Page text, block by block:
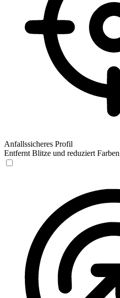
Anfallssicheres Profil
Entfernt Blitze und reduziert Farben